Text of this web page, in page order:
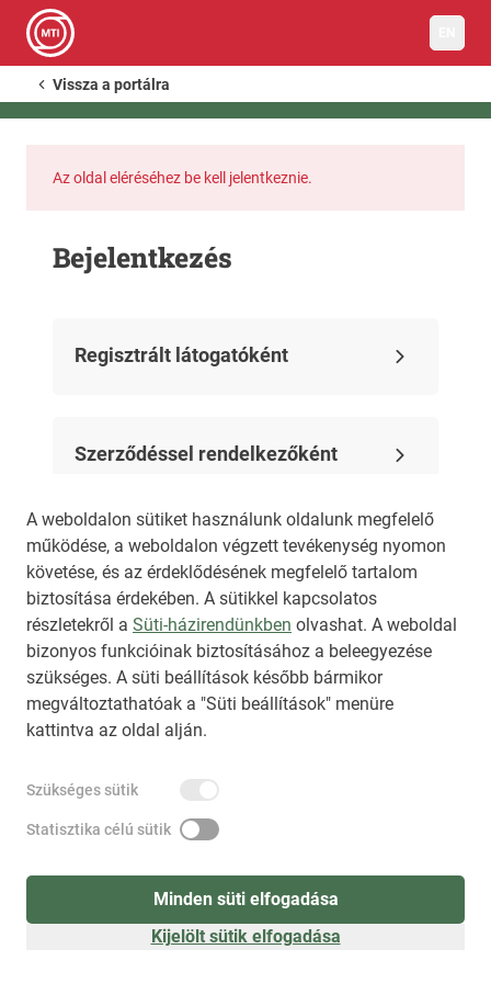
A weboldalon sütiket használunk oldalunk megfelelő
működése, a weboldalon végzett tevékenység nyomon
követése, és az érdeklődésének megfelelő tartalom
biztosítása érdekében. A sütikkel kapcsolatos
részletekről a Süti-házirendünkben olvashat. A weboldal
bizonyos funkcióinak biztosításához a beleegyezése
szükséges. A süti beállítások később bármikor
megváltoztathatóak a "Süti beállítások" menüre
kattintva az oldal alján.
Szükséges sütik
Statisztika célú sütik
Minden süti elfogadása
Kijelölt sütik elfogadása
Vissza a portálra
Az oldal eléréséhez be kell jelentkeznie.
Bejelentkezés
Regisztrált látogatóként
Szerződéssel rendelkezőként
Regisztráció(látogatóként)